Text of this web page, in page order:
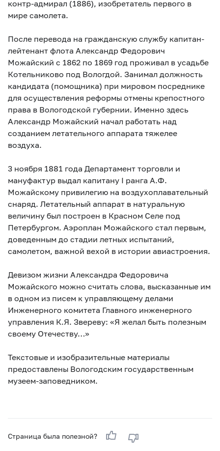
контр-адмирал (1886), изобретатель первого в
мире самолета.
После перевода на гражданскую службу капитан-
лейтенант флота Александр Федорович
Можайский с 1862 по 1869 год проживал в усадьбе
Котельниково под Вологдой. Занимал должность
кандидата (помощника) при мировом посреднике
для осуществления реформы отмены крепостного
права в Вологодской губернии. Именно здесь
Александр Можайский начал работать над
созданием летательного аппарата тяжелее
воздуха.
3 ноября 1881 года Департамент торговли и
мануфактур выдал капитану I ранга А.Ф.
Можайскому привилегию на воздухоплавательный
снаряд. Летательный аппарат в натуральную
величину был построен в Красном Селе под
Петербургом. Аэроплан Можайского стал первым,
доведенным до стадии летных испытаний,
самолетом, важной вехой в истории авиастроения.
Девизом жизни Александра Федоровича
Можайского можно считать слова, высказанные им
в одном из писем к управляющему делами
Инженерного комитета Главного инженерного
управления К.Я. Звереву: «Я желал быть полезным
своему Отечеству…»
Текстовые и изобразительные материалы
предоставлены Вологодским государственным
музеем-заповедником.
Страница была полезной?